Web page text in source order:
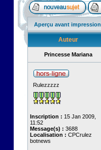
Aperçu avant impression
Auteur
Princesse Mariana
Rulezzzzz
Inscription : 15 Jan 2009,
11:52
Message(s) : 3688
Localisation : CPCrulez
botnews